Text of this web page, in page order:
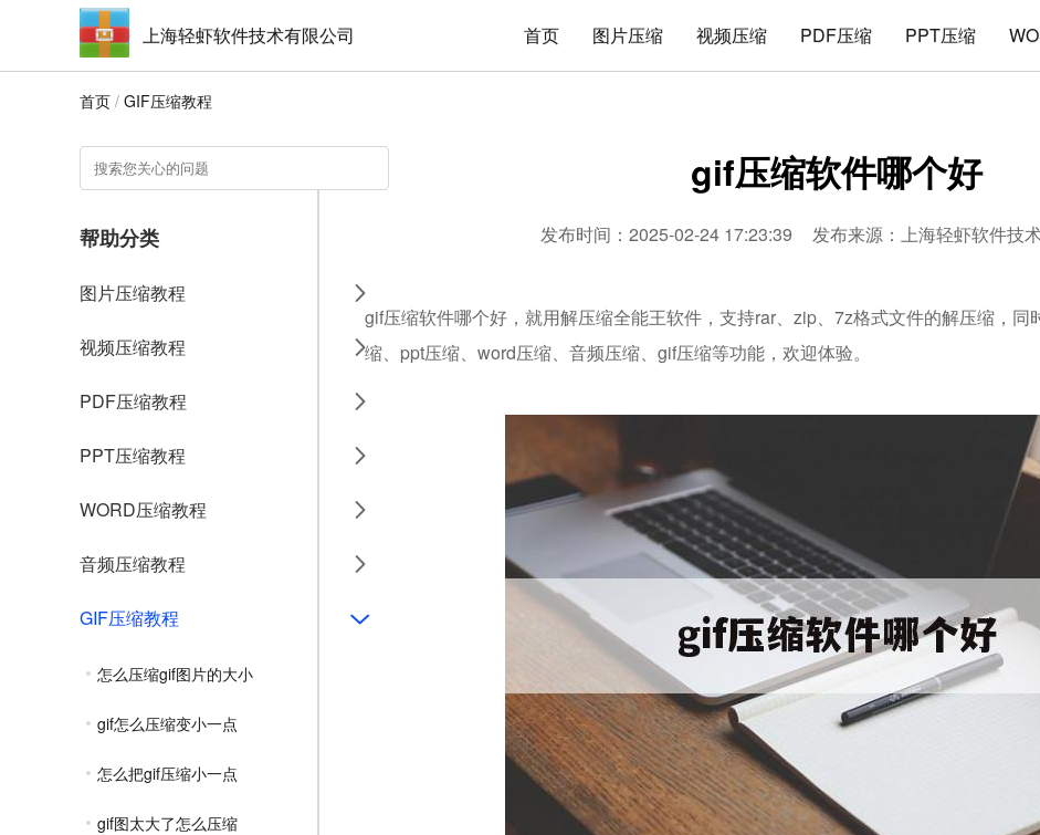
上海轻虾软件技术有限公司 首页 图片压缩 视频压缩 PDF压缩 PPT压缩
首页 / GIF压缩教程
帮助分类
图片压缩教程
视频压缩教程
PDF压缩教程
PPT压缩教程
WORD压缩教程
音频压缩教程
GIF压缩教程
怎么压缩gif图片的大小
gif怎么压缩变小一点
怎么把gif压缩小一点
gif图太大了怎么压缩
gif压缩软件哪个好
发布时间：2025-02-24 17:23:39 发布来源：上海轻虾软件技
gif压缩软件哪个好，就用解压缩全能王软件，支持rar、zip、7z格式文件的解压缩，同
缩、ppt压缩、word压缩、音频压缩、gif压缩等功能，欢迎体验。